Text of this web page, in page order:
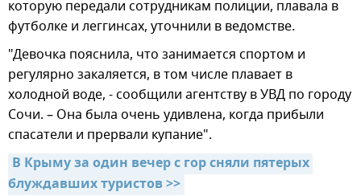
которую передали сотрудникам полиции, плавала в
футболке и леггинсах, уточнили в ведомстве.
"Девочка пояснила, что занимается спортом и
регулярно закаляется, в том числе плавает в
холодной воде, - сообщили агентству в УВД по городу
Сочи. – Она была очень удивлена, когда прибыли
спасатели и прервали купание".
В Крыму за один вечер с гор сняли пятерых
блуждавших туристов >>